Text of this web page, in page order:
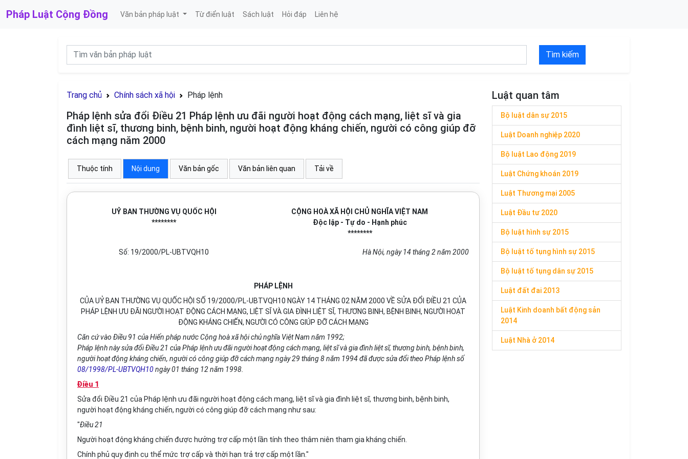
Pháp Luật Cộng Đồng Văn bản pháp luật Từ điển luật Sách luật Hỏi đáp Liên hệ
Tìm kiếm
Trang chủ Chính sách xã hội Pháp lệnh
Pháp lệnh sửa đổi Điều 21 Pháp lệnh ưu đãi người hoạt động cách mạng, liệt sĩ và gia
đình liệt sĩ, thương binh, bệnh binh, người hoạt động kháng chiến, người có công giúp đỡ
cách mạng năm 2000
Thuộc tính Nội dung Văn bản gốc Văn bản liên quan Tải về
UỶ BAN THƯỜNG VỤ QUỐC HỘI
********
CỘNG HOÀ XÃ HỘI CHỦ NGHĨA VIỆT NAM
Độc lập - Tự do - Hạnh phúc
********
Số: 19/2000/PL-UBTVQH10 Hà Nội, ngày 14 tháng 2 năm 2000
PHÁP LỆNH
CỦA UỶ BAN THƯỜNG VỤ QUỐC HỘI SỐ 19/2000/PL-UBTVQH10 NGÀY 14 THÁNG 02 NĂM 2000 VỀ SỬA ĐỔI ĐIỀU 21 CỦA
PHÁP LỆNH ƯU ĐÃI NGƯỜI HOẠT ĐỘNG CÁCH MẠNG, LIỆT SĨ VÀ GIA ĐÌNH LIỆT SĨ, THƯƠNG BINH, BỆNH BINH, NGƯỜI HOẠT
ĐỘNG KHÁNG CHIẾN, NGƯỜI CÓ CÔNG GIÚP ĐỠ CÁCH MẠNG
Căn cứ vào Điều 91 của Hiến pháp nước Cộng hoà xã hội chủ nghĩa Việt Nam năm 1992;
Pháp lệnh này sửa đổi Điều 21 của Pháp lệnh ưu đãi người hoạt động cách mạng, liệt sĩ và gia đình liệt sĩ, thương binh, bệnh binh,
người hoạt động kháng chiến, người có công giúp đỡ cách mạng ngày 29 tháng 8 năm 1994 đã được sửa đổi theo Pháp lệnh số
08/1998/PL-UBTVQH10ngày 01 tháng 12 năm 1998.
Điều 1
Sửa đổi Điều 21 của Pháp lệnh ưu đãi người hoạt động cách mạng, liệt sĩ và gia đình liệt sĩ, thương binh, bệnh binh,
người hoạt động kháng chiến, người có công giúp đỡ cách mạng như sau:
"Điều 21
Người hoạt động kháng chiến được hưởng trợ cấp một lần tính theo thâm niên tham gia kháng chiến.
Chính phủ quy định cụ thể mức trợ cấp và thời hạn trả trợ cấp một lần."
Luật quan tâm
Bộ luật dân sự 2015
Luật Doanh nghiệp 2020
Bộ luật Lao động 2019
Luật Chứng khoán 2019
Luật Thương mại 2005
Luật Đầu tư 2020
Bộ luật hình sự 2015
Bộ luật tố tụng hình sự 2015
Bộ luật tố tụng dân sự 2015
Luật đất đai 2013
Luật Kinh doanh bất động sản
2014
Luật Nhà ở 2014